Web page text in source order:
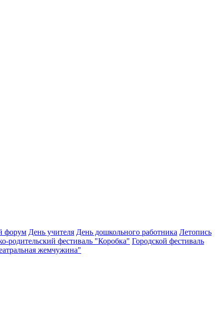
форум День учителя День дошкольного работника Летопись
родительский фестиваль "Коробка" Городской фестиваль
жемчужина"